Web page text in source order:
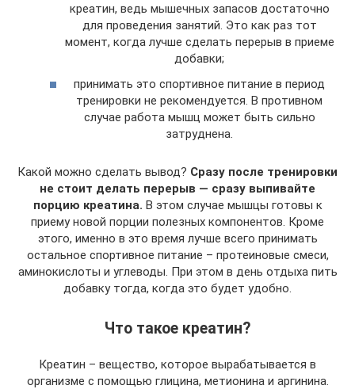
креатин, ведь мышечных запасов достаточно
для проведения занятий. Это как раз тот
момент, когда лучше сделать перерыв в приеме
добавки;
принимать это спортивное питание в период
тренировки не рекомендуется. В противном
случае работа мышц может быть сильно
затруднена.
Какой можно сделать вывод? Сразу после тренировки
не стоит делать перерыв — сразу выпивайте
порцию креатина. В этом случае мышцы готовы к
приему новой порции полезных компонентов. Кроме
этого, именно в это время лучше всего принимать
остальное спортивное питание – протеиновые смеси,
аминокислоты и углеводы. При этом в день отдыха пить
добавку тогда, когда это будет удобно.
Что такое креатин?
Креатин – вещество, которое вырабатывается в
организме с помощью глицина, метионина и аргинина.